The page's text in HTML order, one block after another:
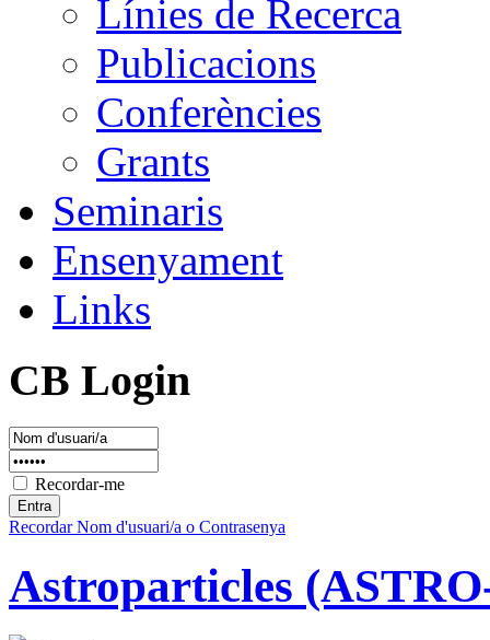
Línies de Recerca
Publicacions
Conferències
Grants
Seminaris
Ensenyament
Links
CB Login
Recordar-me
Recordar Nom d'usuari/a o Contrasenya
Astroparticles